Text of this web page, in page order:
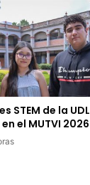
STEM de la
el MUTVI 2026